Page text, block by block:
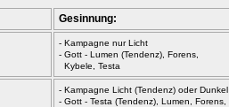
Gesinnung:
- Kampagne nur Licht
- Gott - Lumen (Tendenz), Forens,
Kybele, Testa
- Kampagne Licht (Tendenz) oder Dunkel
- Gott - Testa (Tendenz), Lumen, Forens,